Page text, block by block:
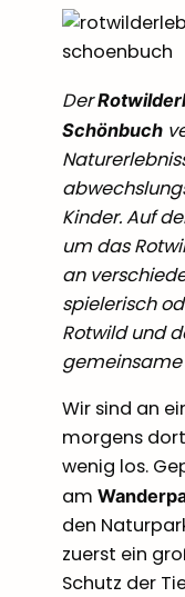
Der
Schönbuch
Kinder. Auf
um das
an
spielerisch
Rotwild und
gemeinsame
Wir sind an
morgens
wenig los.
am
den
zuerst ein
Schutz der